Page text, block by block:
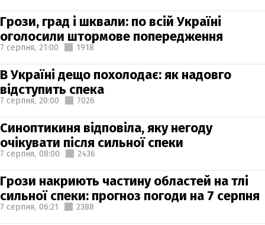
Грози, град і шквали: по всій Україні
оголосили штормове попередження
7 серпня, 21:00 1918
В Україні дещо похолодає: як надовго
відступить спека
7 серпня, 20:00 7026
Синоптикиня відповіла, яку негоду
очікувати після сильної спеки
7 серпня, 08:00 2436
Грози накриють частину областей на тлі
сильної спеки: прогноз погоди на 7 серпня
7 серпня, 06:21 2388